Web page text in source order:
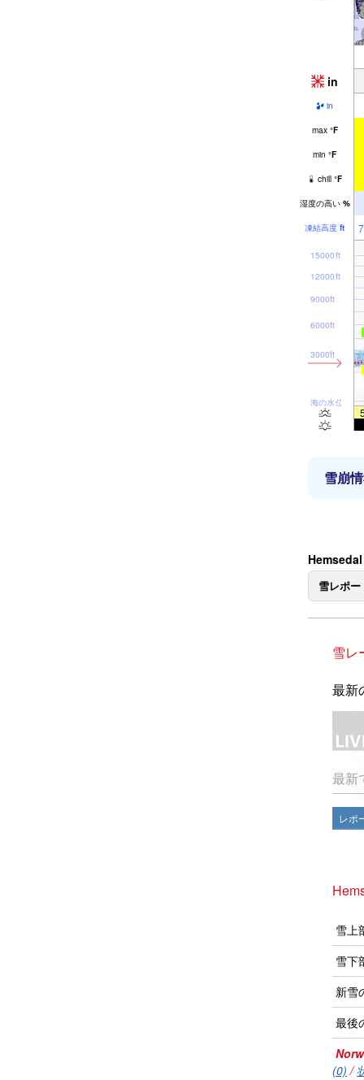
in
in
max °F
min °F
chill °F
湿度の高い %
凍結高度 ft
海の水位
3000ft
6000ft
9000ft
12000ft
15000ft
雪崩
雪レポー
雪レ
最新
最新
レポ
雪上
雪下
新雪
最後
(0) /